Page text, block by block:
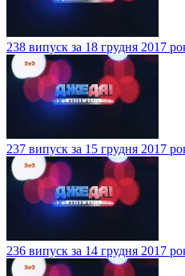
238 випуск за 18 грудня 2017
237 випуск за 15 грудня 2017
236 випуск за 14 грудня 2017